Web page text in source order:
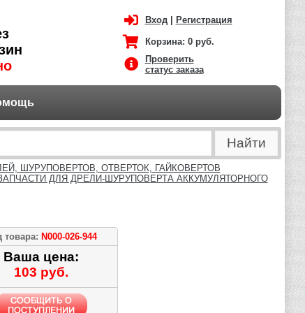
Вход| Регистрация
Корзина: 0 руб.
Проверить
статус заказа
ШУРУПОВЕРТОВ, ОТВЕРТОК, ГАЙКОВЕРТОВ
ДЛЯ ДРЕЛИ-ШУРУПОВЕРТА АККУМУЛЯТОРНОГО
товара: N000-026-944
Ваша цена:
103 руб.